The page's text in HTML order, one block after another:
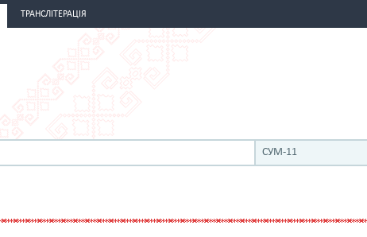
ТРАНСЛІТЕРАЦІЯ
СУМ-11